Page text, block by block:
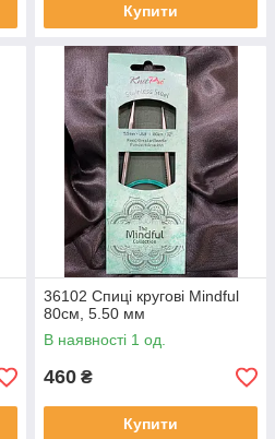
Купити
36102 Спиці кругові Mindful
80см, 5.50 мм
В наявності 1 од.
460 ₴
Купити